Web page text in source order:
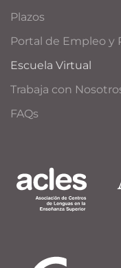
Plazos
Portal de Empleo y
Escuela Virtual
Trabaja con
FAQs